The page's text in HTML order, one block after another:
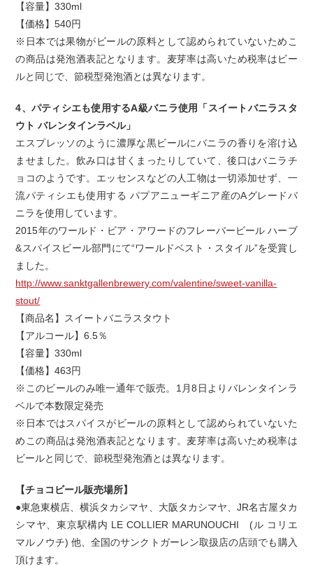
【容量】330ml
【価格】540円
※日本では果物がビールの原料として認められていないためこ
の商品は発泡酒表記となります。麦芽率は高いため税率はビー
ルと同じで、節税型発泡酒とは異なります。
4、パティシエも使用するA級バニラ使用「スイートバニラスタ
ウト バレンタインラベル」
エスプレッソのように濃厚な黒ビールにバニラの香りを溶け込
ませました。飲み口は甘くまったりしていて、後口はバニラチ
ョコのようです。エッセンスなどの人工物は一切添加せず、一
流パティシエも使用する パプアニューギニア産のAグレードバ
ニラを使用しています。
2015年のワールド・ビア・アワードのフレーバービール ハーブ
&スパイスビール部門にて“ワールドベスト・スタイル”を受賞し
ました。
http://www.sanktgallenbrewery.com/valentine/sweet-vanilla-
stout/
【商品名】スイートバニラスタウト
【アルコール】6.5％
【容量】330ml
【価格】463円
※このビールのみ唯一通年で販売。1月8日よりバレンタインラ
ベルで本数限定発売
※日本ではスパイスがビールの原料として認められていないた
めこの商品は発泡酒表記となります。麦芽率は高いため税率は
ビールと同じで、節税型発泡酒とは異なります。
【チョコビール販売場所】
●東急東横店、横浜タカシマヤ、大阪タカシマヤ、JR名古屋タカ
シマヤ、東京駅構内 LE COLLIER MARUNOUCHI (ル コリエ
マルノウチ) 他、全国のサンクトガーレン取扱店の店頭でも購入
頂けます。